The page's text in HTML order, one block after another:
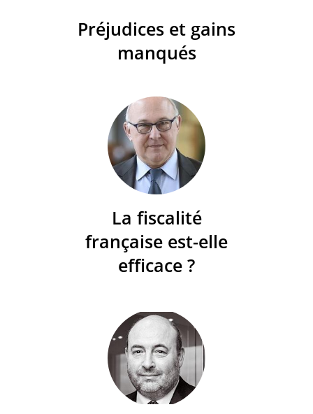
Préjudices et gains
manqués
La fiscalité
française est-elle
efficace ?